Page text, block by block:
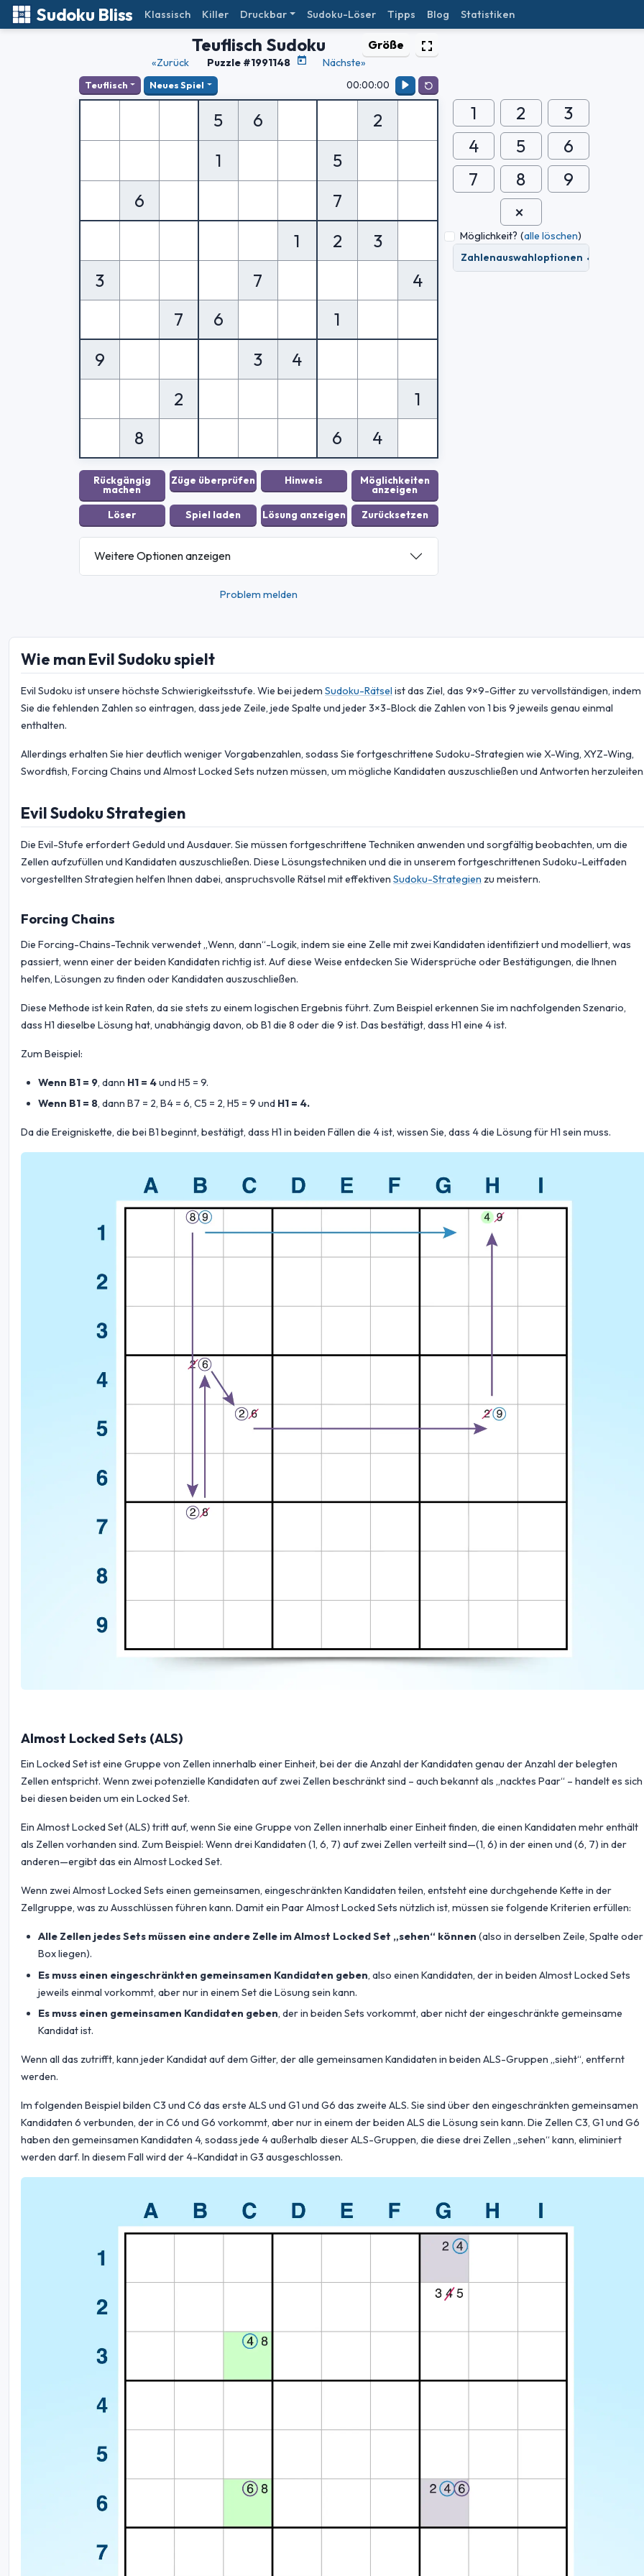
Sudoku Bliss Klassisch Killer Druckbar Sudoku-Löser Tipps Blog Statistiken
Teuflisch Sudoku Größe
«Zurück Puzzle #1991148 Nächste»
Teuflisch Neues Spiel 00:00:00
5 6
2
1
5
6
7
1
2
3
3
7
4
7
6
1
9
3
4
2
1
8
6 4
1 2
3
4
5
6
7
8 9
Möglichkeit? (alle löschen)
Zahlenauswahloptionen
Weitere Optionen anzeigen
Problem melden
Wie man Evil Sudoku spielt
Evil Sudoku ist unsere höchste Schwierigkeitsstufe. Wie bei jedem Sudoku-Rätsel ist das Ziel, das 9×9-Gitter zu vervollständigen, indem
Sie die fehlenden Zahlen so eintragen, dass jede Zeile, jede Spalte und jeder 3×3-Block die Zahlen von 1 bis 9 jeweils genau einmal
enthalten.
Allerdings erhalten Sie hier deutlich weniger Vorgabenzahlen, sodass Sie fortgeschrittene Sudoku-Strategien wie X-Wing, XYZ-Wing,
Swordfish, Forcing Chains und Almost Locked Sets nutzen müssen, um mögliche Kandidaten auszuschließen und Antworten
Evil Sudoku Strategien
Die Evil-Stufe erfordert Geduld und Ausdauer. Sie müssen fortgeschrittene Techniken anwenden und sorgfältig beobachten, um die
Zellen aufzufüllen und Kandidaten auszuschließen. Diese Lösungstechniken und die in unserem fortgeschrittenen Sudoku-Leitfaden
vorgestellten Strategien helfen Ihnen dabei, anspruchsvolle Rätsel mit effektiven Sudoku-Strategien zu meistern.
Forcing Chains
Die Forcing-Chains-Technik verwendet „Wenn, dann“-Logik, indem sie eine Zelle mit zwei Kandidaten identifiziert und modelliert, was
passiert, wenn einer der beiden Kandidaten richtig ist. Auf diese Weise entdecken Sie Widersprüche oder Bestätigungen, die Ihnen
helfen, Lösungen zu finden oder Kandidaten auszuschließen.
Diese Methode ist kein Raten, da sie stets zu einem logischen Ergebnis führt. Zum Beispiel erkennen Sie im nachfolgenden Szenario,
dass H1 dieselbe Lösung hat, unabhängig davon, ob B1 die 8 oder die 9 ist. Das bestätigt, dass H1 eine 4 ist.
Zum Beispiel:
Wenn B1 = 9, dann H1 = 4und H5 = 9.
Wenn B1 = 8, dann B7 = 2, B4 = 6, C5 = 2, H5 = 9 und H1 = 4.
Da die Ereigniskette, die bei B1 beginnt, bestätigt, dass H1 in beiden Fällen die 4 ist, wissen Sie, dass 4 die Lösung für H1 sein muss.
Almost Locked Sets (ALS)
Ein Locked Set ist eine Gruppe von Zellen innerhalb einer Einheit, bei der die Anzahl der Kandidaten genau der Anzahl der belegten
Zellen entspricht. Wenn zwei potenzielle Kandidaten auf zwei Zellen beschränkt sind – auch bekannt als „nacktes Paar“ – handelt es sich
bei diesen beiden um ein Locked Set.
Ein Almost Locked Set (ALS) tritt auf, wenn Sie eine Gruppe von Zellen innerhalb einer Einheit finden, die einen Kandidaten mehr enthält
als Zellen vorhanden sind. Zum Beispiel: Wenn drei Kandidaten (1, 6, 7) auf zwei Zellen verteilt sind—(1, 6) in der einen und (6, 7) in der
anderen—ergibt das ein Almost Locked Set.
Wenn zwei Almost Locked Sets einen gemeinsamen, eingeschränkten Kandidaten teilen, entsteht eine durchgehende Kette in der
Zellgruppe, was zu Ausschlüssen führen kann. Damit ein Paar Almost Locked Sets nützlich ist, müssen sie folgende Kriterien erfüllen:
Alle Zellen jedes Sets müssen eine andere Zelle im Almost Locked Set „sehen“ können (also in derselben Zeile, Spalte oder
Box liegen).
Es muss einen eingeschränkten gemeinsamen Kandidaten geben, also einen Kandidaten, der in beiden Almost Locked Sets
jeweils einmal vorkommt, aber nur in einem Set die Lösung sein kann.
Es muss einen gemeinsamen Kandidaten geben, der in beiden Sets vorkommt, aber nicht der eingeschränkte gemeinsame
Kandidat ist.
Wenn all das zutrifft, kann jeder Kandidat auf dem Gitter, der alle gemeinsamen Kandidaten in beiden ALS-Gruppen „sieht“, entfernt
werden.
Im folgenden Beispiel bilden C3 und C6 das erste ALS und G1 und G6 das zweite ALS. Sie sind über den eingeschränkten gemeinsamen
Kandidaten 6 verbunden, der in C6 und G6 vorkommt, aber nur in einem der beiden ALS die Lösung sein kann. Die Zellen C3, G1 und G6
haben den gemeinsamen Kandidaten 4, sodass jede 4 außerhalb dieser ALS-Gruppen, die diese drei Zellen „sehen“ kann, eliminiert
werden darf. In diesem Fall wird der 4-Kandidat in G3 ausgeschlossen.